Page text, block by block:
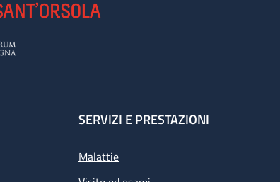
SERVIZI E PRESTAZIONI
Malattie